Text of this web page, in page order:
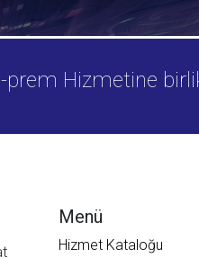
prem Hizmetine
Menü
Hizmet Kataloğu